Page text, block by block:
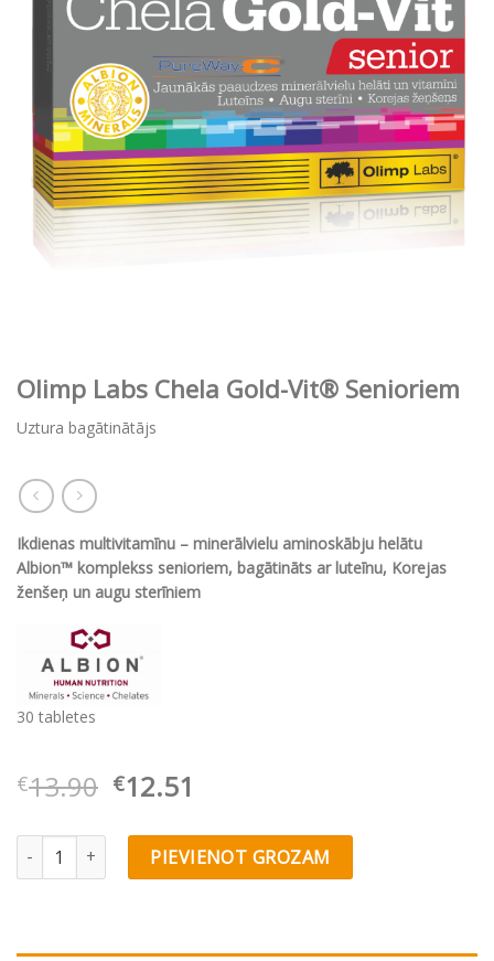
Olimp Labs Chela Gold-Vit® Senioriem
Uztura bagātinātājs
Ikdienas multivitamīnu – minerālvielu aminoskābju helātu
Albion™ komplekss senioriem, bagātināts ar luteīnu, Korejas
ženšeņ un augu sterīniem
30 tabletes
€13.90 Original
was:
€13.90.
€12.51
is:
€12.51.
Olimp Labs Chela Gold-Vit® Senioriem quantity
PIEVIENOT GROZAM